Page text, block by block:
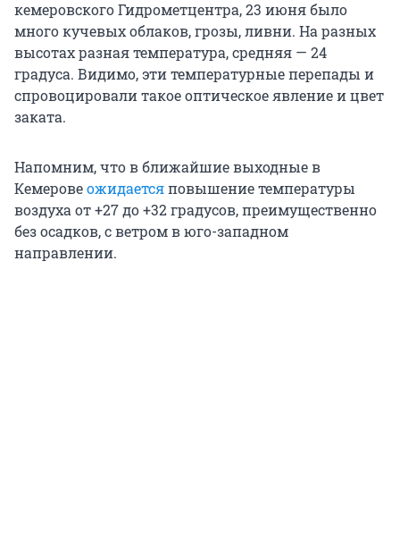
кемеровского Гидрометцентра, 23 июня было
много кучевых облаков, грозы, ливни. На разных
высотах разная температура, средняя — 24
градуса. Видимо, эти температурные перепады и
спровоцировали такое оптическое явление и цвет
заката.
Напомним, что в ближайшие выходные в
Кемеровеожидаетсяповышение температуры
воздуха от +27 до +32 градусов, преимущественно
без осадков, с ветром в юго-западном
направлении.